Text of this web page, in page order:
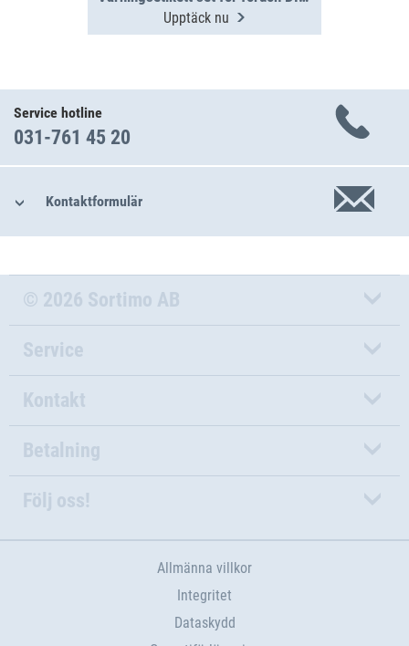
Upptäck nu
Service hotline
031-761 45 20
Kontaktformulär
© 2026 Sortimo AB
Service
Kontakt
Betalning
Följ oss!
Allmänna villkor
Integritet
Dataskydd